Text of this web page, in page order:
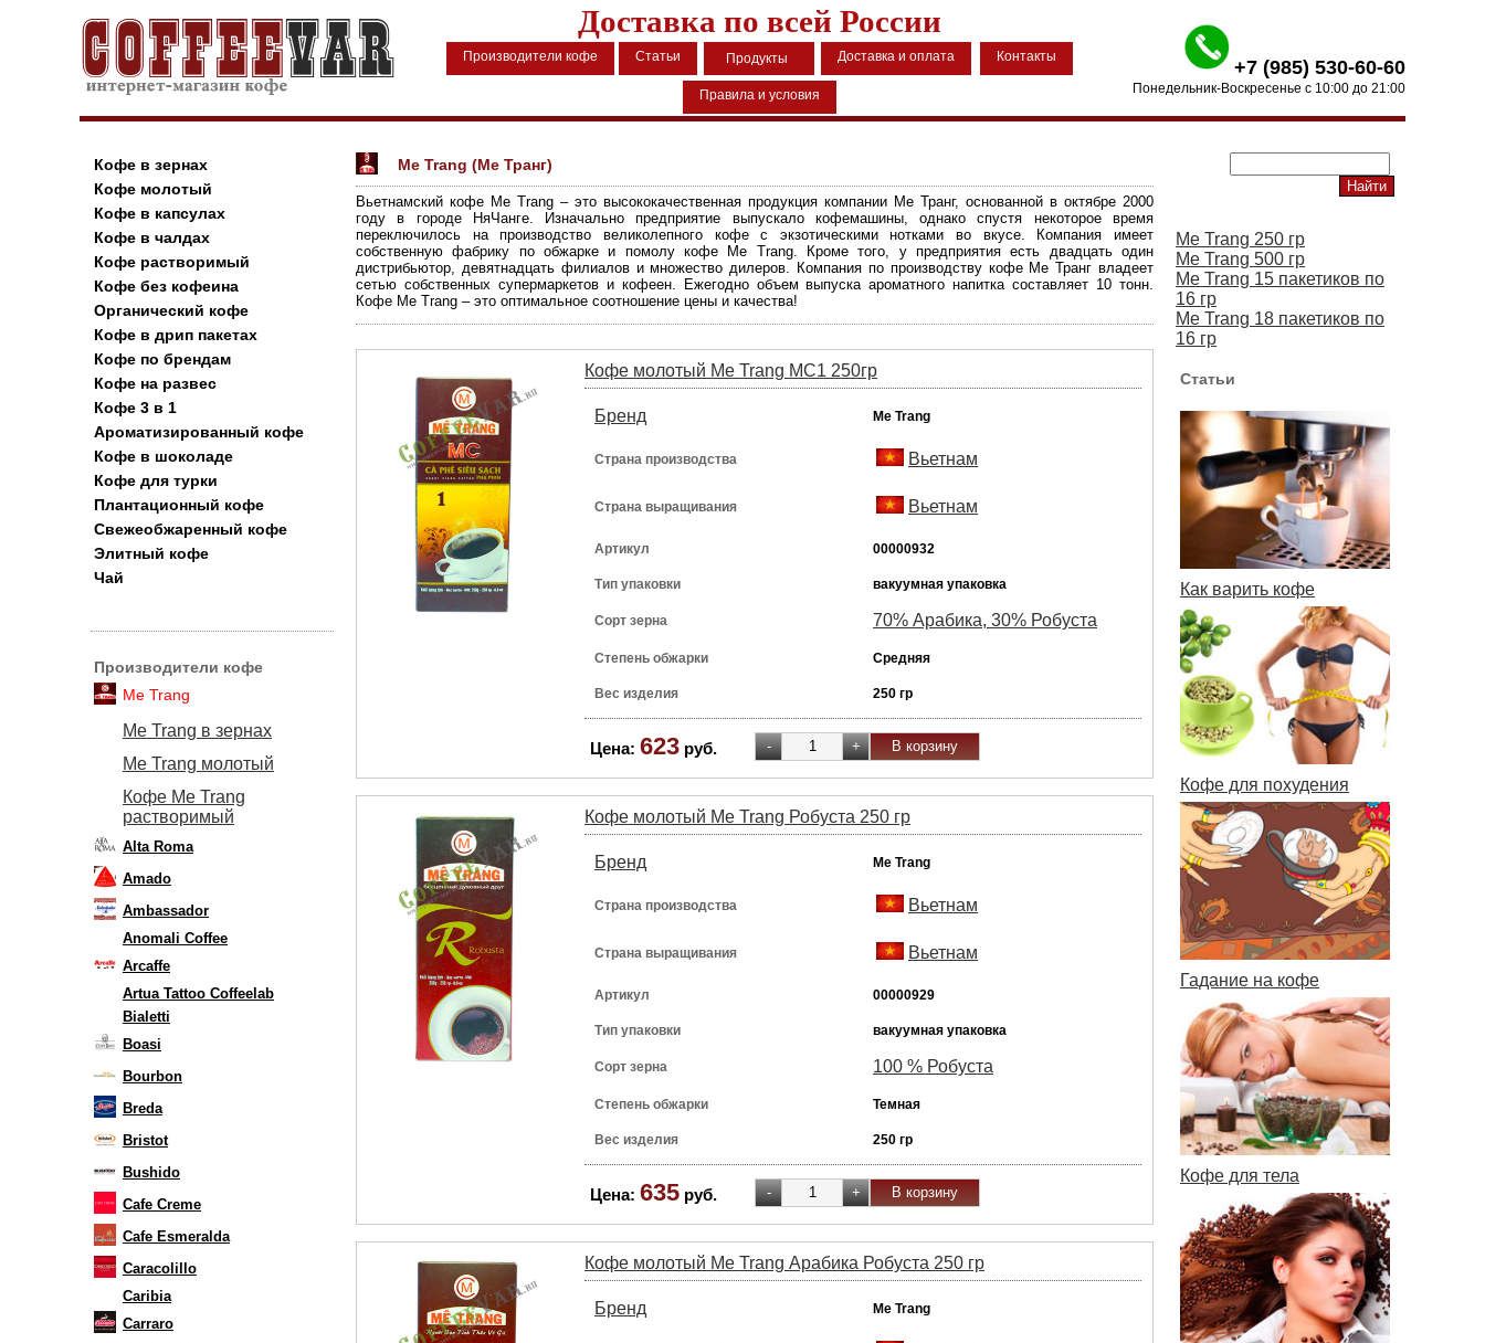
Доставка по всей России
Производители кофе Статьи Продукты Доставка и оплата Контакты
Правила и условия
+7 (985) 530-60-60
Понедельник-Воскресенье с 10:00 до 21:00
Кофе в зернах
Кофе молотый
Кофе в капсулах
Кофе в чалдах
Кофе растворимый
Кофе без кофеина
Органический кофе
Кофе в дрип пакетах
Кофе по брендам
Кофе на развес
Кофе 3 в 1
Ароматизированный кофе
Кофе в шоколаде
Кофе для турки
Плантационный кофе
Свежеобжаренный кофе
Элитный кофе
Чай
Производители кофе
Me Trang
Me Trang в зернах
Me Trang молотый
Кофе Me Trang
растворимый
Alta Roma
Amado
Ambassador
Anomali Coffee
Arcaffe
Artua Tattoo Coffeelab
Bialetti
Boasi
Bourbon
Breda
Bristot
Bushido
Cafe Creme
Cafe Esmeralda
Caracolillo
Caribia
Carraro
Me Trang (Ме Транг)
Вьетнамский кофе Me Trang – это высококачественная продукция компании Ме Транг, основанной в октябре 2000
году в городе НяЧанге. Изначально предприятие выпускало кофемашины, однако спустя некоторое время
переключилось на производство великолепного кофе с экзотическими нотками во вкусе. Компания имеет
собственную фабрику по обжарке и помолу кофе Me Trang. Кроме того, у предприятия есть двадцать один
дистрибьютор, девятнадцать филиалов и множество дилеров. Компания по производству кофе Ме Транг владеет
сетью собственных супермаркетов и кофеен. Ежегодно объем выпуска ароматного напитка составляет 10 тонн.
Кофе Me Trang – это оптимальное соотношение цены и качества!
Кофе молотый Me Trang MC1 250гр
Бренд Me Trang
Страна производства Вьетнам
Страна выращивания Вьетнам
Артикул 00000932
Тип упаковки вакуумная упаковка
Сорт зерна 70% Арабика, 30% Робуста
Степень обжарки Средняя
Вес изделия 250 гр
Цена: 623 руб.
Кофе молотый Me Trang Робуста 250 гр
Бренд Me Trang
Страна производства Вьетнам
Страна выращивания Вьетнам
Артикул 00000929
Тип упаковки вакуумная упаковка
Сорт зерна 100 % Робуста
Степень обжарки Темная
Вес изделия 250 гр
Цена: 635 руб.
Кофе молотый Me Trang Арабика Робуста 250 гр
Бренд Me Trang
Me Trang 250 гр
Me Trang 500 гр
Me Trang 15 пакетиков по
16 гр
Me Trang 18 пакетиков по
16 гр
Статьи
Как варить кофе
Кофе для похудения
Гадание на кофе
Кофе для тела